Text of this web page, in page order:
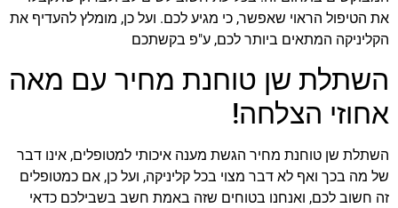
את הטיפול הראוי שאפשר, כי מגיע לכם. ועל כן, מומלץ להעדיף את
הקליניקה המתאים ביותר לכם, ע"פ בקשתכם
השתלת שן טוחנת מחיר עם מאה
אחוזי הצלחה!
השתלת שן טוחנת מחיר הגשת מענה איכותי למטופלים, אינו דבר
של מה בכך ואף לא דבר מצוי בכל קליניקה, ועל כן, אם כמטופלים
זה חשוב לכם, ואנחנו בטוחים שזה באמת חשב בשבילכם כדאי